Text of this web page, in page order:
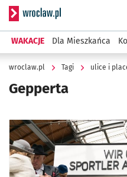
Serwis
WAKACJE Dla Mieszkańca
wroclaw.pl Tagi ulice i
Gepperta